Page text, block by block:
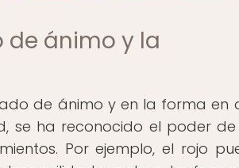
de ánimo y la
de ánimo y en la forma en
se ha reconocido el poder de
Por ejemplo, el rojo